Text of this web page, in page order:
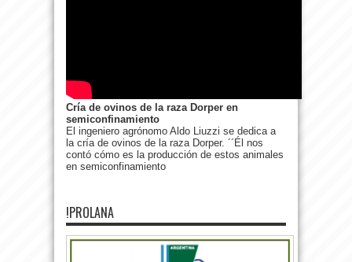
Cría de ovinos de la raza Dorper en
semiconfinamiento
El ingeniero agrónomo Aldo Liuzzi se dedica a
la cría de ovinos de la raza Dorper. ´´Él nos
contó cómo es la producción de estos animales
en semiconfinamiento
!PROLANA